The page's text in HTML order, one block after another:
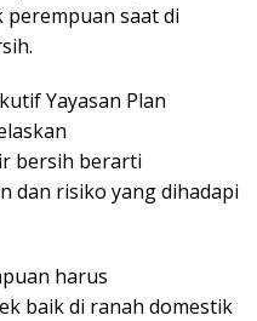
saat di
Yayasan Plan
bersih berarti
dan risiko yang dihadapi
harus
baik di ranah domestik